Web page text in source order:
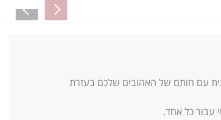
עם חותם של האהובים שלכם בעזרת
עבור כל אחד.